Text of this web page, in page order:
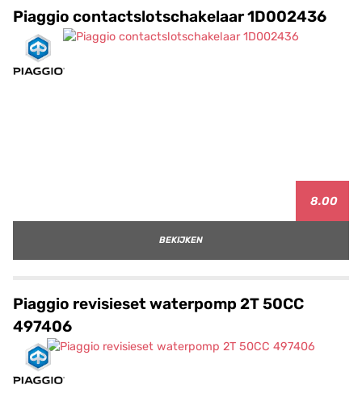
Piaggio contactslotschakelaar 1D002436
8.00
BEKIJKEN
Piaggio revisieset waterpomp 2T 50CC
497406